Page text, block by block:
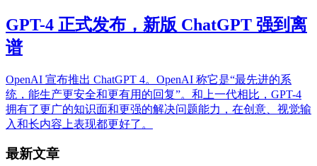
GPT-4 正式发布，新版 ChatGPT 强到离
谱
OpenAI 宣布推出 ChatGPT 4。OpenAI 称它是“最先进的系
统，能生产更安全和更有用的回复”。和上一代相比，GPT-4
拥有了更广的知识面和更强的解决问题能力，在创意、视觉输
入和长内容上表现都更好了。
最新文章